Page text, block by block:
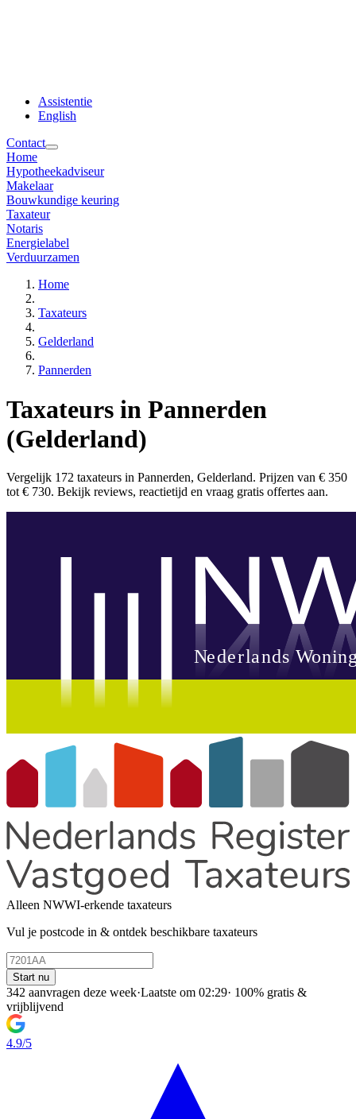
Assistentie
English
Contact
Home
Hypotheekadviseur
Makelaar
Bouwkundige keuring
Taxateur
Notaris
Energielabel
Verduurzamen
Home
Taxateurs
Gelderland
Pannerden
Taxateurs in Pannerden
(Gelderland)
Vergelijk 172 taxateurs in Pannerden, Gelderland. Prijzen van € 350
tot € 730. Bekijk reviews, reactietijd en vraag gratis offertes aan.
Alleen NWWI-erkende taxateurs
Vul je postcode in & ontdek beschikbare taxateurs
Start nu
342 aanvragen deze week·Laatste om 02:29· 100% gratis &
vrijblijvend
4.9/5